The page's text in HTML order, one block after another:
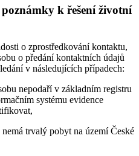
k řešení životní
o zprostředkování kontaktu,
o předání kontaktních údajů
v následujících případech:
nepodaří v základním registru
systému evidence
trvalý pobyt na území České